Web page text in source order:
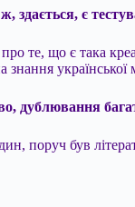
є
те, що є така
знання української
дублювання
поруч був